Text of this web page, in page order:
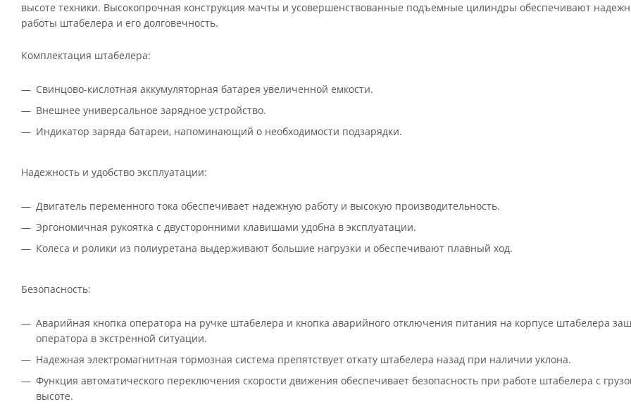
высоте техники. Высокопрочная конструкция мачты и усовершенствованные подъемные цилиндры обеспечивают
работы штабелера и его долговечность.
Комплектация штабелера:
Свинцово-кислотная аккумуляторная батарея увеличенной емкости.
Внешнее универсальное зарядное устройство.
Индикатор заряда батареи, напоминающий о необходимости подзарядки.
Надежность и удобство эксплуатации:
Двигатель переменного тока обеспечивает надежную работу и высокую производительность.
Эргономичная рукоятка с двусторонними клавишами удобна в эксплуатации.
Колеса и ролики из полиуретана выдерживают большие нагрузки и обеспечивают плавный ход.
Безопасность:
Аварийная кнопка оператора на ручке штабелера и кнопка аварийного отключения питания на корпусе штабелера
оператора в экстренной ситуации.
Надежная электромагнитная тормозная система препятствует откату штабелера назад при наличии уклона.
Функция автоматического переключения скорости движения обеспечивает безопасность при работе штабелера с
высоте.